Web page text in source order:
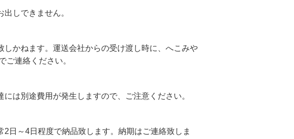
しできません。
かねます。運送会社からの受け渡し時に、へこみや
ご連絡ください。
は別途費用が発生しますので、ご注意ください。
日～4日程度で納品致します。納期はご連絡致しま